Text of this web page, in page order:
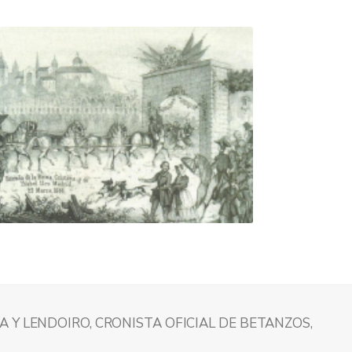
Y LENDOIRO, CRONISTA OFICIAL DE BETANZOS,